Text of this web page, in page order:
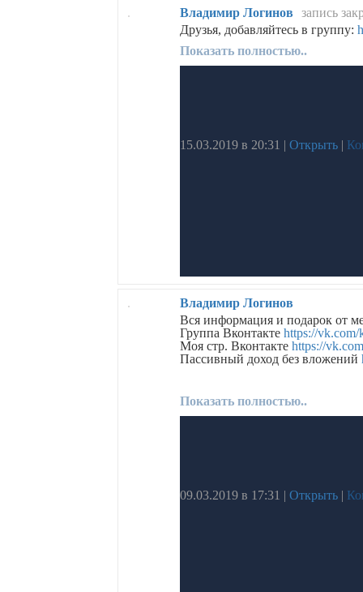
Владимир Логинов
запись
Друзья, добавляйтесь в группу:
Показать полностью..
15.03.2019 в 20:31 | Открыть |
Владимир Логинов
Вся информация и подарок от
Группа Вконтакте https://vk.com/
Моя стр. Вконтакте https://
Пассивный доход без вложений
Показать полностью..
09.03.2019 в 17:31 | Открыть |